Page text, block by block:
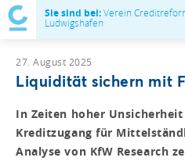
Sie sind bei:Verein
Ludwigshafen
27. August 2025
Liquidität sichern mit
In Zeiten hoher
Kreditzugang für
Analyse von KfW Research